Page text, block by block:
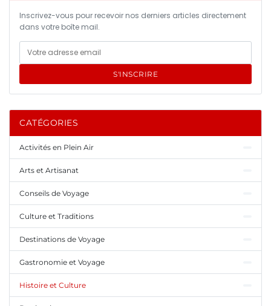
Inscrivez-vous pour recevoir nos derniers articles directement
dans votre boîte mail.
S'INSCRIRE
CATÉGORIES
Activités en Plein Air
Arts et Artisanat
Conseils de Voyage
Culture et Traditions
Destinations de Voyage
Gastronomie et Voyage
Histoire et Culture